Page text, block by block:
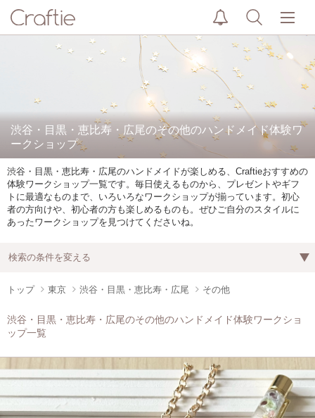
渋谷・目黒・恵比寿・広尾のその他のハンドメイド体験ワ
ークショップ
渋谷・目黒・恵比寿・広尾のハンドメイドが楽しめる、Craftieおすすめの
体験ワークショップ一覧です。毎日使えるものから、プレゼントやギフ
トに最適なものまで、いろいろなワークショップが揃っています。初心
者の方向けや、初心者の方も楽しめるものも。ぜひご自分のスタイルに
あったワークショップを見つけてくださいね。
検索の条件を変える
トップ 東京 渋谷・目黒・恵比寿・広尾 その他
渋谷・目黒・恵比寿・広尾のその他のハンドメイド体験ワークショ
ップ一覧